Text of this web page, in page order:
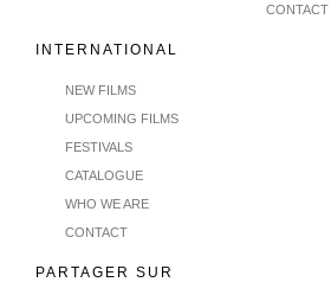
CONTACT
INTERNATIONAL
NEW FILMS
UPCOMING FILMS
FESTIVALS
CATALOGUE
WHO WE ARE
CONTACT
PARTAGER SUR